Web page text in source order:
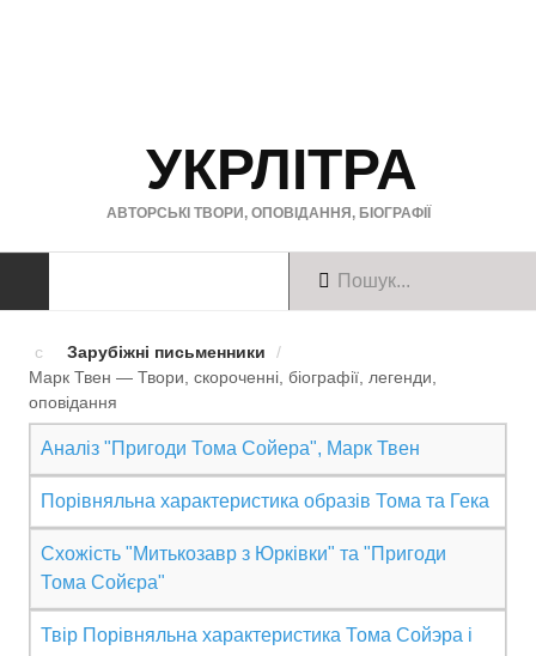
УКРЛІТРА
АВТОРСЬКІ ТВОРИ, ОПОВІДАННЯ, БІОГРАФІЇ
Твори українською
Твори англійською
Твори німецькою
БІОГРАФІЇ
Зарубіжні письменники
/
Марк Твен — Твори, скороченні, біографії, легенди,
оповiдання
Аналіз "Пригоди Тома Сойера", Марк Твен
Порівняльна характеристика образів Тома та Гека
Схожість "Митькозавр з Юрківки" та "Пригоди
Тома Сойєра"
Твір Порiвняльна характеристика Тома Сойэра i